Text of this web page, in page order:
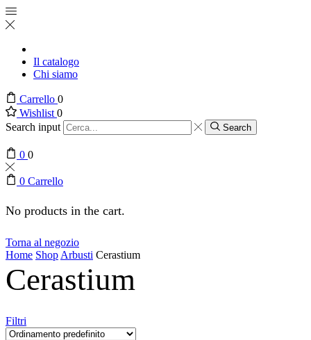
Il catalogo
Chi siamo
Carrello 0
Wishlist 0
Search input
Search
0 0
0 Carrello
No products in the cart.
Torna al negozio
Home ShopArbusti Cerastium
Cerastium
Filtri